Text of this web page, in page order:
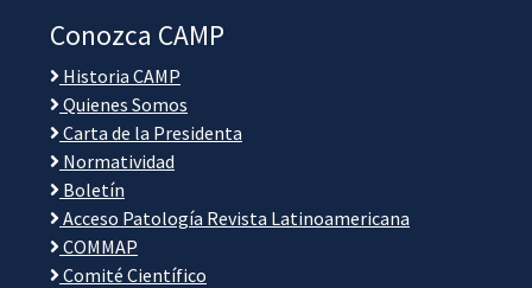
Conozca CAMP
Historia CAMP
Quienes Somos
Carta de la Presidenta
Normatividad
Boletín
Acceso Patología Revista Latinoamericana
COMMAP
Comité Científico